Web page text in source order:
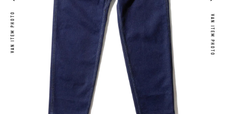
VAN ITEM PHOTO
VAN ITEM PHOTO